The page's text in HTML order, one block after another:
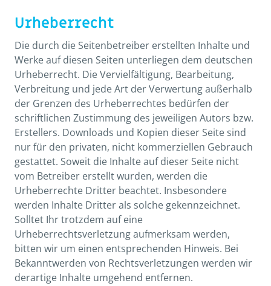
Urheberrecht
Die durch die Seitenbetreiber erstellten Inhalte und
Werke auf diesen Seiten unterliegen dem deutschen
Urheberrecht. Die Vervielfältigung, Bearbeitung,
Verbreitung und jede Art der Verwertung außerhalb
der Grenzen des Urheberrechtes bedürfen der
schriftlichen Zustimmung des jeweiligen Autors bzw.
Erstellers. Downloads und Kopien dieser Seite sind
nur für den privaten, nicht kommerziellen Gebrauch
gestattet. Soweit die Inhalte auf dieser Seite nicht
vom Betreiber erstellt wurden, werden die
Urheberrechte Dritter beachtet. Insbesondere
werden Inhalte Dritter als solche gekennzeichnet.
Solltet Ihr trotzdem auf eine
Urheberrechtsverletzung aufmerksam werden,
bitten wir um einen entsprechenden Hinweis. Bei
Bekanntwerden von Rechtsverletzungen werden wir
derartige Inhalte umgehend entfernen.